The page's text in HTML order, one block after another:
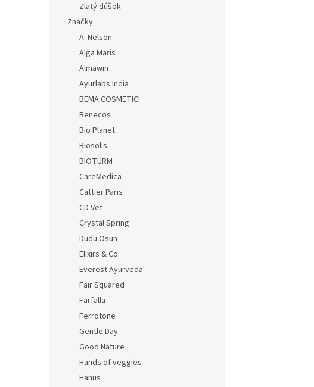
Zlatý dúšok
Značky
A. Nelson
Alga Maris
Almawin
Ayurlabs India
BEMA COSMETICI
Benecos
Bio Planet
Biosolis
BIOTURM
CareMedica
Cattier Paris
CD Vet
Crystal Spring
Dudu Osun
Elixirs & Co.
Everest Ayurveda
Fair Squared
Farfalla
Ferrotone
Gentle Day
Good Nature
Hands of veggies
Hanus